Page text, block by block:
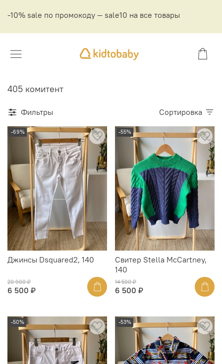
-10% sale по промокоду — sale10 на все товары
405 комитент
Фильтры Сортировка
-69%
Джинсы Dsquared2, 140
20 900 ₽
6 500 ₽
-55%
Свитер Stella McCartney,
140
14 500 ₽
6 500 ₽
-50% -53%